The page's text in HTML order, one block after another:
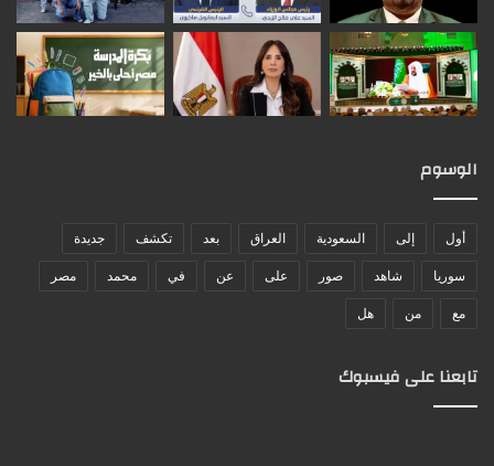
الوسوم
أول إلى السعودية العراق بعد تكشف جديدة
سوريا شاهد صور على عن في محمد مصر
مع من هل
تابعنا على فيسبوك